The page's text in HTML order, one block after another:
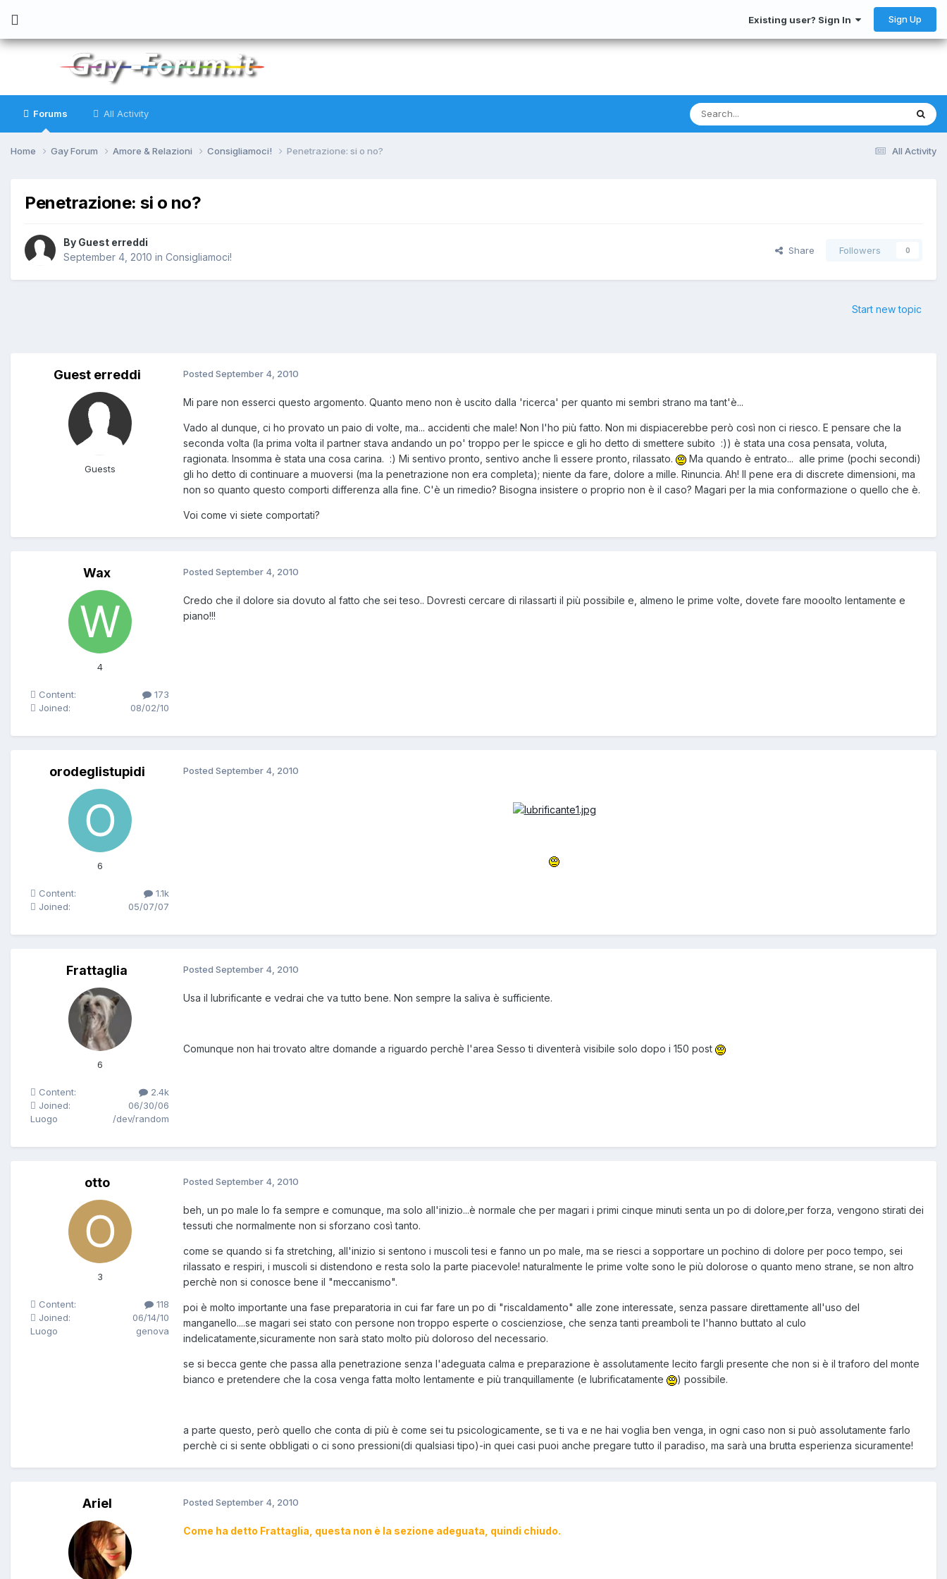
Existing user? Sign In Sign Up
Forums All Activity
All Activity
Home Gay Forum Amore & Relazioni Consigliamoci! Penetrazione: si o no?
Penetrazione: si o no?
By Guest erreddi
September 4, 2010 in Consigliamoci!
Share Followers 0
Start new topic
Guest erreddi
Guests
Posted September 4, 2010
Mi pare non esserci questo argomento. Quanto meno non è uscito dalla 'ricerca' per quanto mi sembri strano ma tant'è...
Vado al dunque, ci ho provato un paio di volte, ma... accidenti che male! Non l'ho più fatto. Non mi dispiacerebbe però così non ci riesco. E pensare che la
seconda volta (la prima volta il partner stava andando un po' troppo per le spicce e gli ho detto di smettere subito :)) è stata una cosa pensata, voluta,
ragionata. Insomma è stata una cosa carina. :) Mi sentivo pronto, sentivo anche lì essere pronto, rilassato.
Ma quando è entrato... alle prime (pochi secondi)
gli ho detto di continuare a muoversi (ma la penetrazione non era completa); niente da fare, dolore a mille. Rinuncia. Ah! Il pene era di discrete dimensioni, ma
non so quanto questo comporti differenza alla fine. C'è un rimedio? Bisogna insistere o proprio non è il caso? Magari per la mia conformazione o quello che è.
Voi come vi siete comportati?
Wax
4
Content:
173
Joined:
08/02/10
Posted September 4, 2010
Credo che il dolore sia dovuto al fatto che sei teso.. Dovresti cercare di rilassarti il più possibile e, almeno le prime volte, dovete fare mooolto lentamente e
piano!!!
orodeglistupidi
6
Content:
1.1k
Joined:
05/07/07
Posted September 4, 2010
Frattaglia
6
Content:
2.4k
Joined:
06/30/06
Luogo
/dev/random
Posted September 4, 2010
Usa il lubrificante e vedrai che va tutto bene. Non sempre la saliva è sufficiente.
Comunque non hai trovato altre domande a riguardo perchè l'area Sesso ti diventerà visibile solo dopo i 150 post
otto
3
Content:
118
Joined:
06/14/10
Luogo
genova
Posted September 4, 2010
beh, un po male lo fa sempre e comunque, ma solo all'inizio...è normale che per magari i primi cinque minuti senta un po di dolore,per forza, vengono stirati dei
tessuti che normalmente non si sforzano così tanto.
come se quando si fa stretching, all'inizio si sentono i muscoli tesi e fanno un po male, ma se riesci a sopportare un pochino di dolore per poco tempo, sei
rilassato e respiri, i muscoli si distendono e resta solo la parte piacevole! naturalmente le prime volte sono le più dolorose o quanto meno strane, se non altro
perchè non si conosce bene il "meccanismo".
poi è molto importante una fase preparatoria in cui far fare un po di "riscaldamento" alle zone interessate, senza passare direttamente all'uso del
manganello....se magari sei stato con persone non troppo esperte o coscienziose, che senza tanti preamboli te l'hanno buttato al culo
indelicatamente,sicuramente non sarà stato molto più doloroso del necessario.
se si becca gente che passa alla penetrazione senza l'adeguata calma e preparazione è assolutamente lecito fargli presente che non si è il traforo del monte
bianco e pretendere che la cosa venga fatta molto lentamente e più tranquillamente (e lubrificatamente
) possibile.
a parte questo, però quello che conta di più è come sei tu psicologicamente, se ti va e ne hai voglia ben venga, in ogni caso non si può assolutamente farlo
perchè ci si sente obbligati o ci sono pressioni(di qualsiasi tipo)-in quei casi puoi anche pregare tutto il paradiso, ma sarà una brutta esperienza sicuramente!
Ariel Posted September 4, 2010
Come ha detto Frattaglia, questa non è la sezione adeguata, quindi chiudo.